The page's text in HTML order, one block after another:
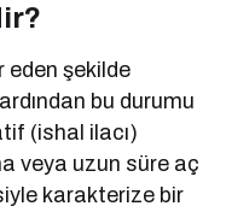
eden şekilde
bu durumu
(ishal ilacı)
veya uzun süre aç
karakterize bir